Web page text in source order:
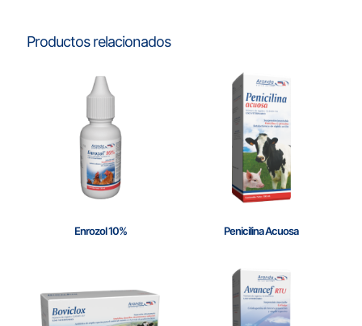
Productos relacionados
Enrozol 10% Penicilina Acuosa